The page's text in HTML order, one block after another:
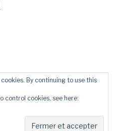
By continuing to use this
control cookies, see here: